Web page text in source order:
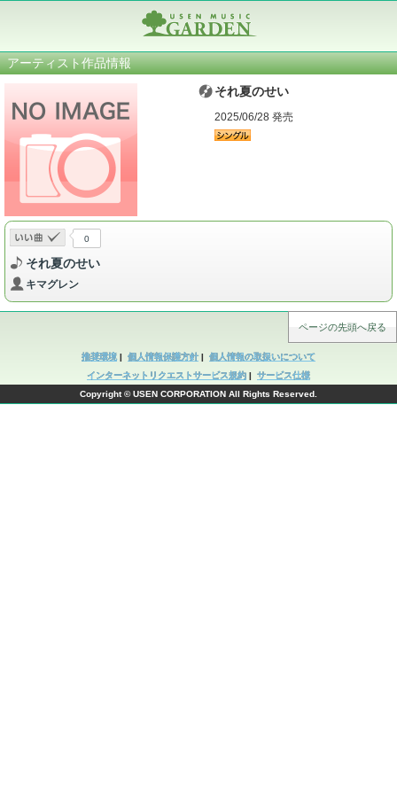
アーティスト作品情報
それ夏のせい
2025/06/28 発売
0
それ夏のせい
キマグレン
ページの先頭へ戻る
推奨環境| 個人情報保護方針
個人情報の取扱いについて
インターネットリクエストサービス規約
サービス仕様
Copyright © USEN CORPORATION All Rights Reserved.